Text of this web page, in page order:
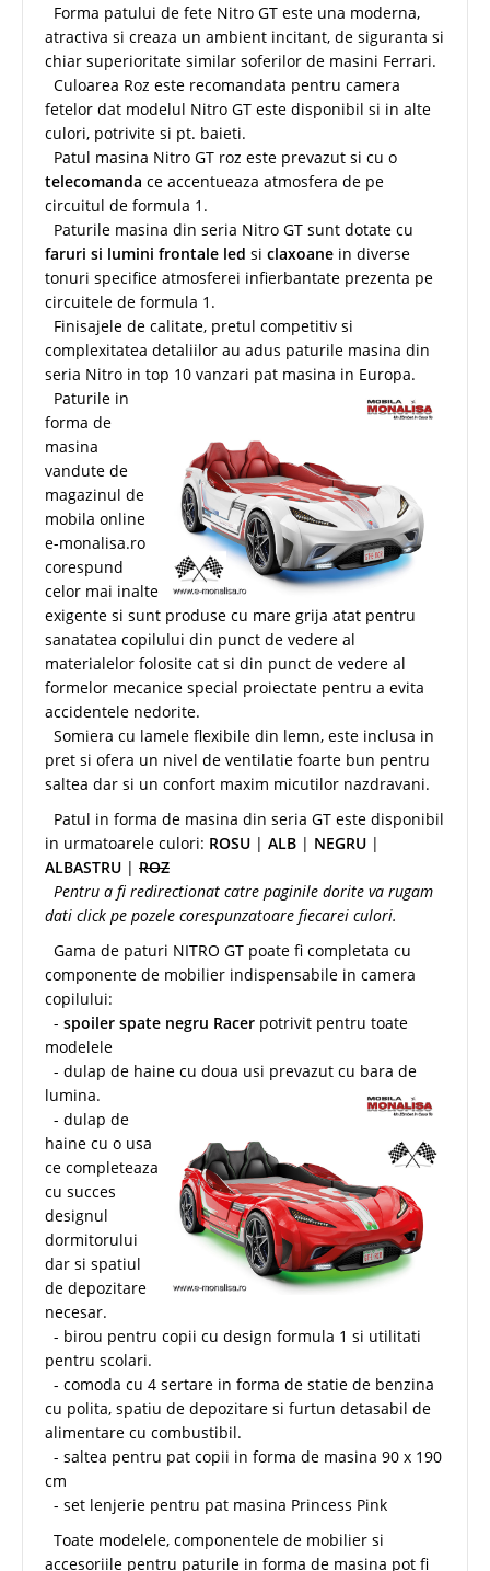
Forma patului de fete Nitro GT este una moderna,
atractiva si creaza un ambient incitant, de siguranta si
chiar superioritate similar soferilor de masini Ferrari.
Culoarea Roz este recomandata pentru camera
fetelor dat modelul Nitro GT este disponibil si in alte
culori, potrivite si pt. baieti.
Patul masina Nitro GT roz este prevazut si cu o
telecomanda ce accentueaza atmosfera de pe
circuitul de formula 1.
Paturile masina din seria Nitro GT sunt dotate cu
faruri si lumini frontale led si claxoane in diverse
tonuri specifice atmosferei infierbantate prezenta pe
circuitele de formula 1.
Finisajele de calitate, pretul competitiv si
complexitatea detaliilor au adus paturile masina din
seria Nitro in top 10 vanzari pat masina in Europa.
Paturile in
forma de
masina
vandute de
magazinul de
mobila online
e-monalisa.ro
corespund
celor mai inalte
exigente si sunt produse cu mare grija atat pentru
sanatatea copilului din punct de vedere al
materialelor folosite cat si din punct de vedere al
formelor mecanice special proiectate pentru a evita
accidentele nedorite.
Somiera cu lamele flexibile din lemn, este inclusa in
pret si ofera un nivel de ventilatie foarte bun pentru
saltea dar si un confort maxim micutilor nazdravani.
Patul in forma de masina din seria GT este disponibil
in urmatoarele culori: ROSU | ALB | NEGRU |
ALBASTRU | ROZ
Pentru a fi redirectionat catre paginile dorite va rugam
dati click pe pozele corespunzatoare fiecarei culori.
Gama de paturi NITRO GT poate fi completata cu
componente de mobilier indispensabile in camera
copilului:
- spoiler spate negru Racer potrivit pentru toate
modelele
- dulap de haine cu doua usi prevazut cu bara de
lumina.
- dulap de
haine cu o usa
ce completeaza
cu succes
designul
dormitorului
dar si spatiul
de depozitare
necesar.
- birou pentru copii cu design formula 1 si utilitati
pentru scolari.
- comoda cu 4 sertare in forma de statie de benzina
cu polita, spatiu de depozitare si furtun detasabil de
alimentare cu combustibil.
- saltea pentru pat copii in forma de masina 90 x 190
cm
- set lenjerie pentru pat masina Princess Pink
Toate modelele, componentele de mobilier si
accesoriile pentru paturile in forma de masina pot fi